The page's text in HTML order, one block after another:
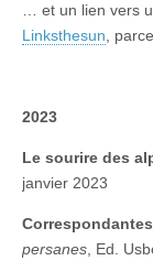
… et un lien vers
Linksthesun ,
2023
Le sourire des
janvier 2023
persanes , Ed.